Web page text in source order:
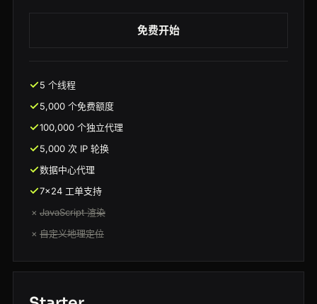
免费开始
5 个线程
5,000 个免费额度
100,000 个独立代理
5,000 次 IP 轮换
数据中心代理
7x24 工单支持
× JavaScript 渲染
× 自定义地理定位